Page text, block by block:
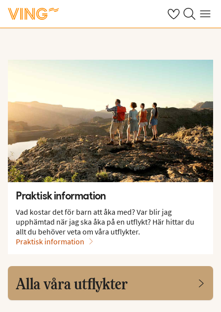
Se dinaSök på ving.se
Meny
Praktisk information
Vad kostar det för barn att åka med? Var blir jag
upphämtad när jag ska åka på en utflykt? Här hittar du
allt du behöver veta om våra utflykter.
Praktisk information
Alla våra utflykter